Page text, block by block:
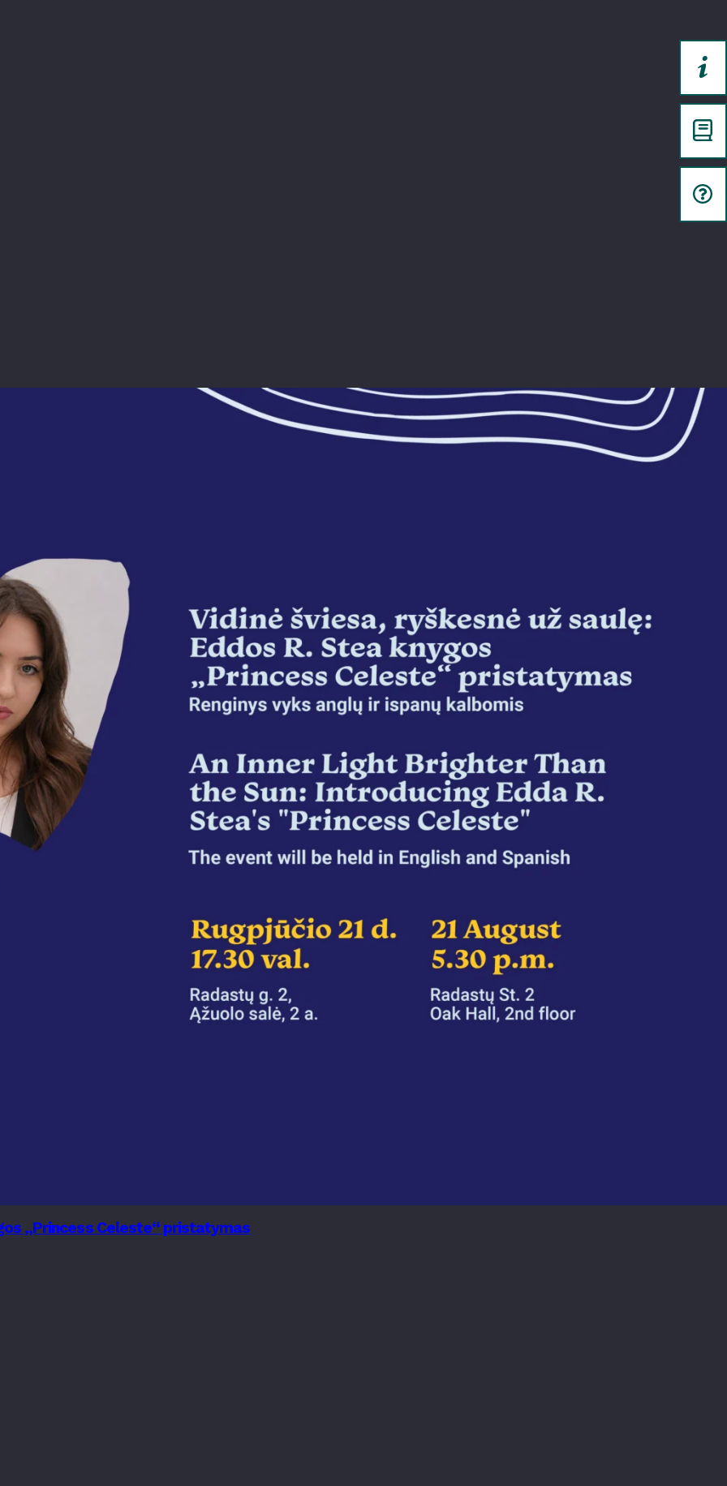
„Princess Celeste“ pristatymas